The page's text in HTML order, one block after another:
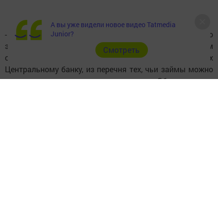
- Еще одной немаловажной мерой по повышению
эффективности распоряжения материнским капиталом
стало исключение организаций, неподконтрольных
Центральному банку, из перечня тех, чьи займы можно
оплачивать средствами программы. Обычно такие
А вы уже видели новое видео Tatmedia
Junior?
Cмотреть